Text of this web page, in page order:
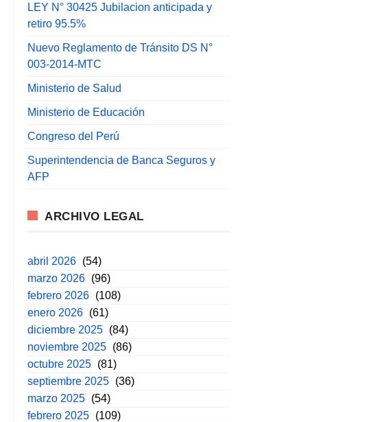
LEY N° 30425 Jubilacion anticipada y
retiro 95.5%
Nuevo Reglamento de Tránsito DS N°
003-2014-MTC
Ministerio de Salud
Ministerio de Educación
Congreso del Perú
Superintendencia de Banca Seguros y
AFP
ARCHIVO LEGAL
abril 2026 (54)
marzo 2026 (96)
febrero 2026 (108)
enero 2026 (61)
diciembre 2025 (84)
noviembre 2025 (86)
octubre 2025 (81)
septiembre 2025 (36)
marzo 2025 (54)
febrero 2025 (109)